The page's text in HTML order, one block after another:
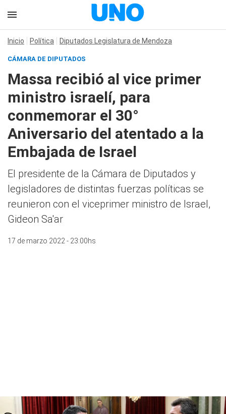
Inicio Política Diputados Legislatura de Mendoza
CÁMARA DE DIPUTADOS
Massa recibió al vice primer
ministro israelí, para
conmemorar el 30°
Aniversario del atentado a la
Embajada de Israel
El presidente de la Cámara de Diputados y
legisladores de distintas fuerzas políticas se
reunieron con el viceprimer ministro de Israel,
Gideon Sa'ar
17 de marzo 2022 - 23:00hs